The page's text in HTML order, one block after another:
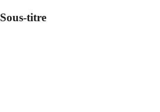
Sous-titre